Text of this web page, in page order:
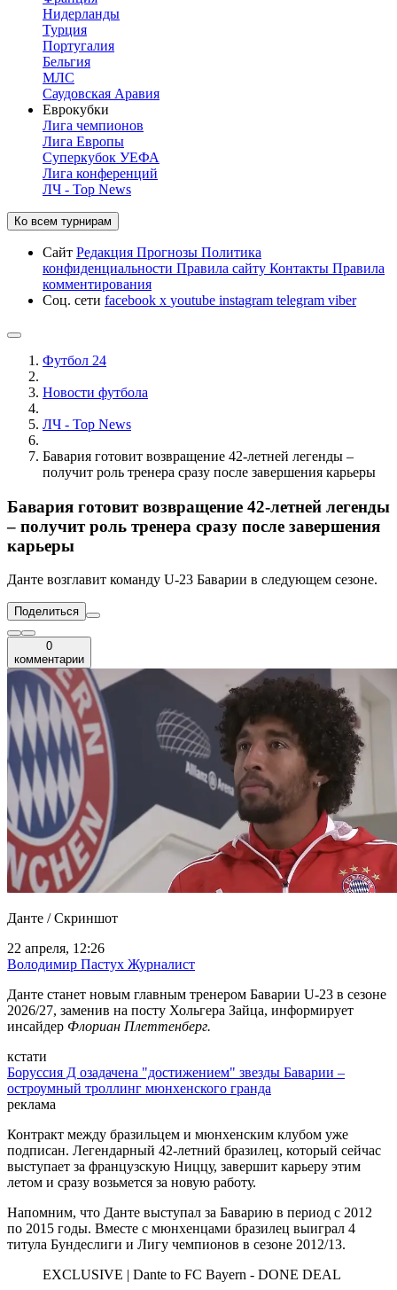
Нидерланды
Турция
Португалия
Бельгия
МЛС
Саудовская Аравия
Еврокубки
Лига чемпионов
Лига Европы
Суперкубок УЕФА
Лига конференций
ЛЧ - Top News
Ко всем турнирам
Сайт Редакция Прогнозы Политика
конфиденциальности Правила сайту Контакты Правила
комментирования
Соц. сети facebook x youtube instagram telegram viber
Футбол 24
Новости футбола
ЛЧ - Top News
Бавария готовит возвращение 42-летней легенды –
получит роль тренера сразу после завершения карьеры
Бавария готовит возвращение 42-летней легенды
– получит роль тренера сразу после завершения
карьеры
Данте возглавит команду U-23 Баварии в следующем сезоне.
Поделиться
0
комментарии
Данте / Скриншот
22 апреля, 12:26
Володимир Пастух Журналист
Данте станет новым главным тренером Баварии U-23 в сезоне
2026/27, заменив на посту Хольгера Зайца, информирует
инсайдер Флориан Плеттенберг.
кстати
Боруссия Д озадачена "достижением" звезды Баварии –
остроумный троллинг мюнхенского гранда
реклама
Контракт между бразильцем и мюнхенским клубом уже
подписан. Легендарный 42-летний бразилец, который сейчас
выступает за французскую Ниццу, завершит карьеру этим
летом и сразу возьмется за новую работу.
Напомним, что Данте выступал за Баварию в период с 2012
по 2015 годы. Вместе с мюнхенцами бразилец выиграл 4
титула Бундеслиги и Лигу чемпионов в сезоне 2012/13.
EXCLUSIVE | Dante to FC Bayern - DONE DEAL ️